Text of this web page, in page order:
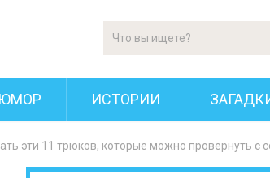
ЮМОР ИСТОРИИ
эти 11 трюков, которые можно провернуть с